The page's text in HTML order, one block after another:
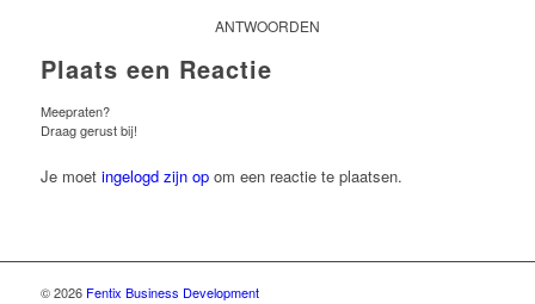
ANTWOORDEN
Plaats een Reactie
Meepraten?
Draag gerust bij!
Je moet ingelogd zijn opom een reactie te plaatsen.
© 2026 Fentix Business Development